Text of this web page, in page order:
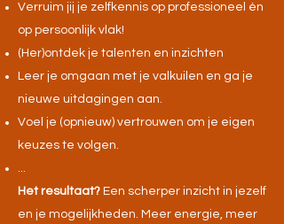
Verruim jij je zelfkennis op professioneel én
op persoonlijk vlak!
(Her)ontdek je talenten en inzichten
Leer je omgaan met je valkuilen en ga je
nieuwe uitdagingen aan.
Voel je (opnieuw) vertrouwen om je eigen
keuzes te volgen.
...
Het resultaat? Een scherper inzicht in jezelf
en je mogelijkheden. Meer energie, meer